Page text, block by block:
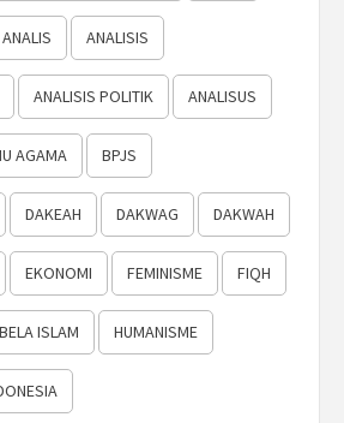
ANALIS ANALISIS
ANALISIS POLITIK ANALISUS
AGAMA BPJS
DAKEAH DAKWAG DAKWAH
EKONOMI FEMINISME FIQH
ISLAM HUMANISME